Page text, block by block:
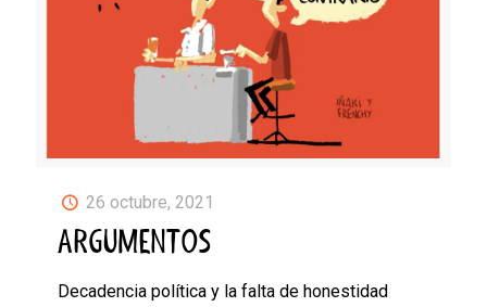
26 octubre, 2021
ARGUMENTOS
Decadencia política y la falta de honestidad